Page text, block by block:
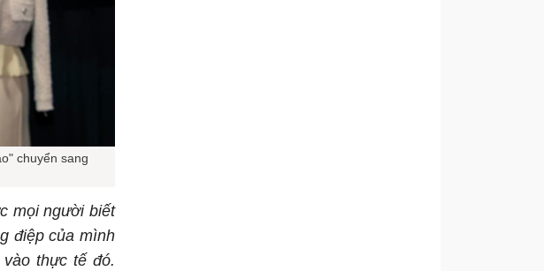
chuyển sang
mọi người biết
điệp của mình
thực tế đó.